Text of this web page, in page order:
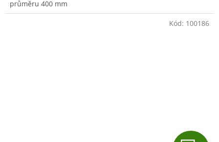
průměru 400 mm
Kód: 100186